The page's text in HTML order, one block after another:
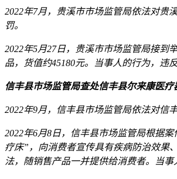
2022年7月，贵溪市市场监管局依法对贵
罚。
2022年5月27日，贵溪市市场监管局接到
品，货值约45180元。当事人的行为，违
信丰县市场监管局查处信丰县尔来康医
2022年9月，信丰县市场监管局依法对信
2022年6月8日，信丰县市场监管局根据
疗床”，向消费者宣传具有疾病防治效果
法，随销售产品一并提供给消费者。当